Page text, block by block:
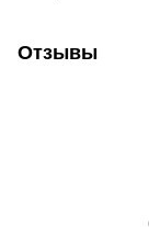
Отзывы